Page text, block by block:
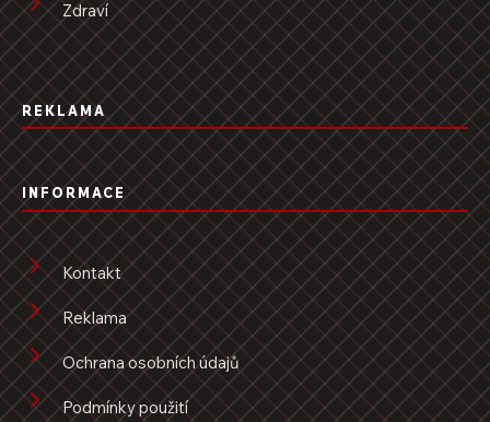
Zdraví
REKLAMA
INFORMACE
Kontakt
Reklama
Ochrana osobních údajů
Podmínky použití